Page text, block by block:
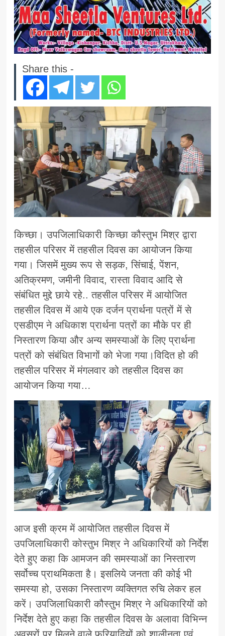
Share this -
किच्छा। उपजिलाधिकारी किच्छा कौस्तुभ मिश्र द्वारा
तहसील परिसर में तहसील दिवस का आयोजन किया
गया। जिसमें मुख्य रूप से सड़क, सिंचाई, पेंशन,
अतिक्रमण, जमीनी विवाद, रास्ता विवाद आदि से
संबंधित मुद्दे छाये रहे.. तहसील परिसर में आयोजित
तहसील दिवस में आये एक दर्जन प्रार्थना पत्रों में से
एसडीएम ने अधिकाश प्रार्थना पत्रों का मौके पर ही
निस्तारण किया और अन्य समस्याओं के लिए प्रार्थना
पत्रों को संबंधित विभागों को भेजा गया।विदित हो की
तहसील परिसर में मंगलवार को तहसील दिवस का
आयोजन किया गया…
आज इसी क्रम में आयोजित तहसील दिवस में
उपजिलाधिकारी कोस्तुभ मिश्र ने अधिकारियों को निर्देश
देते हुए कहा कि आमजन की समस्याओं का निस्तारण
सर्वोच्च प्राथमिकता है। इसलिये जनता की कोई भी
समस्या हो, उसका निस्तारण व्यक्तिगत रुचि लेकर हल
करें। उपजिलाधिकारी कौस्तुभ मिश्र ने अधिकारियों को
निर्देश देते हुए कहा कि तहसील दिवस के अलावा विभिन्न